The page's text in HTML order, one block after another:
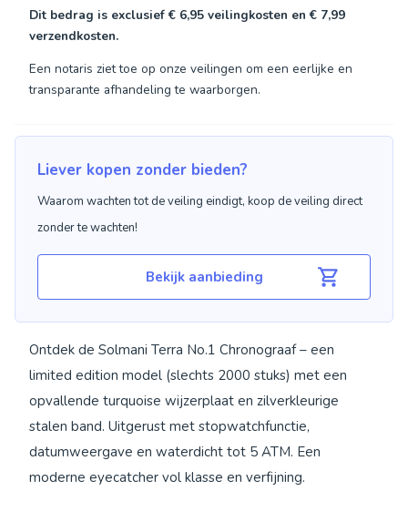
Dit bedrag is exclusief€ 6,95 veilingkosten en€ 7,99
verzendkosten.
Een notaris ziet toe op onze veilingen om een eerlijke en
transparante afhandeling te waarborgen.
Liever kopen zonder bieden?
Waarom wachten tot de veiling eindigt, koop de veiling direct
zonder te wachten!
Bekijk aanbieding
Ontdek de Solmani Terra No.1 Chronograaf – een
limited edition model (slechts 2000 stuks) met een
opvallende turquoise wijzerplaat en zilverkleurige
stalen band. Uitgerust met stopwatchfunctie,
datumweergave en waterdicht tot 5 ATM. Een
moderne eyecatcher vol klasse en verfijning.